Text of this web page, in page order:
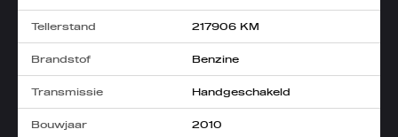
Tellerstand 217906 KM
Brandstof Benzine
Transmissie Handgeschakeld
Bouwjaar 2010